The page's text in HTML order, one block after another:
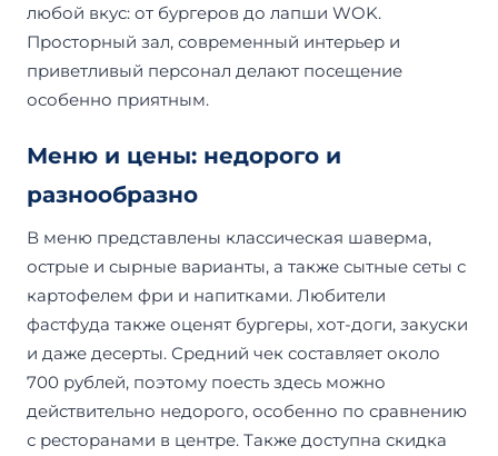
любой вкус: от бургеров до лапши WOK.
Просторный зал, современный интерьер и
приветливый персонал делают посещение
особенно приятным.
Меню и цены: недорого и
разнообразно
В меню представлены классическая шаверма,
острые и сырные варианты, а также сытные сеты с
картофелем фри и напитками. Любители
фастфуда также оценят бургеры, хот-доги, закуски
и даже десерты. Средний чек составляет около
700 рублей, поэтому поесть здесь можно
действительно недорого, особенно по сравнению
с ресторанами в центре. Также доступна скидка